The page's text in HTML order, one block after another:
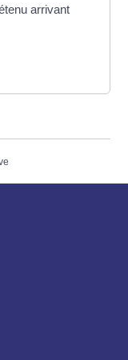
arrivant